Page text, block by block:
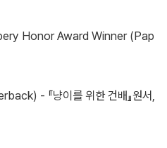
Honor Award Winner (Pap
- 『냥이를 위한 건배』원서,